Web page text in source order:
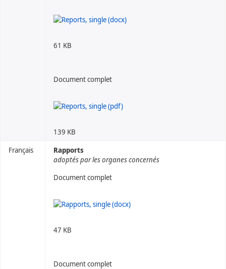
61 KB
Document complet
139 KB
Français
Rapports
adoptés par les organes concernés
Document complet
47 KB
Document complet